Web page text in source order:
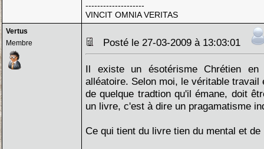
--------------------
VINCIT OMNIA VERITAS
Vertus
Membre
Posté le 27-03-2009 à 13:03:01
Il existe un ésotérisme Chrétien
alléatoire. Selon moi, le véritable travail
de quelque tradtion qu'il émane, doit
un livre, c'est à dire un pragamatisme
Ce qui tient du livre tien du mental et